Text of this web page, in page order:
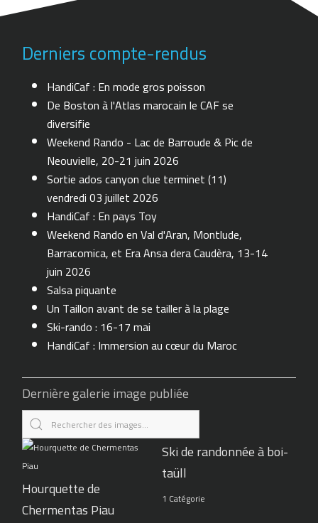
Derniers compte-rendus
HandiCaf : En mode gros poisson
De Boston à l'Atlas marocain le CAF se
diversifie
Weekend Rando - Lac de Barroude & Pic de
Neouvielle, 20-21 juin 2026
Sortie ados canyon clue terminet (11)
vendredi 03 juillet 2026
HandiCaf : En pays Toy
Weekend Rando en Val d'Aran, Montlude,
Barracomica, et Era Ansa dera Caudèra, 13-14
juin 2026
Salsa piquante
Un Taillon avant de se tailler à la plage
Ski-rando : 16-17 mai
HandiCaf : Immersion au cœur du Maroc
Dernière galerie image publiée
Hourquette de
Chermentas Piau
Ski de randonnée à boi-
taüll
1 Catégorie